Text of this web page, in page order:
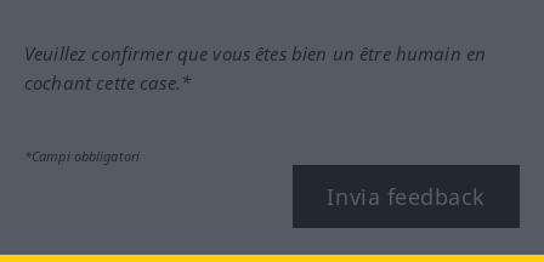
Veuillez confirmer que vous êtes bien un être humain en
cochant cette case.*
*Campi obbligatori
Invia feedback